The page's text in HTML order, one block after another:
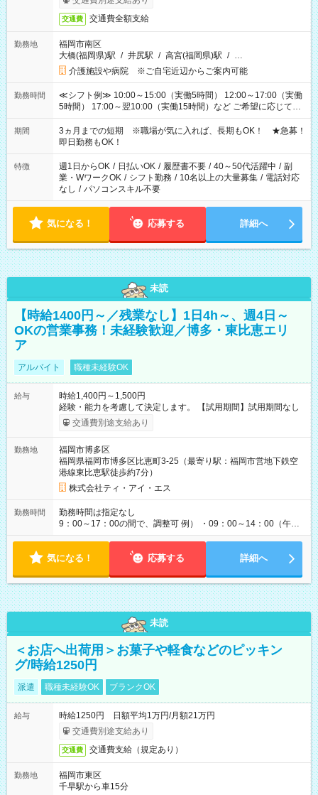
交通費 交通費全額支給
勤務地
福岡市南区
大橋(福岡県)駅 / 井尻駅 / 高宮(福岡県)駅 / …
介護施設や病院 ※ご自宅近辺からご案内可能
勤務時間
≪シフト例≫ 10:00～15:00（実働5時間） 12:00～17:00（実働
5時間） 17:00～翌10:00（実働15時間）など ご希望に応じて、
働く時間は調整できます！ お気軽に担当へ相談ください！
期間
3ヵ月までの短期 ※職場が気に入れば、長期もOK！ ★急募！
即日勤務もOK！
特徴 週1日からOK / 日払いOK / 履歴書不要 / 40～50代活躍中 / 副
業・WワークOK / シフト勤務 / 10名以上の大量募集 / 電話対応
なし / パソコンスキル不要
気になる！ 応募する 詳細へ
未読
【時給1400円～／残業なし】1日4h～、週4日～
OKの営業事務！未経験歓迎／博多・東比恵エリ
ア
アルバイト 職種未経験OK
給与
時給1,400円～1,500円
経験・能力を考慮して決定します。 【試用期間】試用期間なし
交通費別途支給あり
勤務地
福岡市博多区
福岡県福岡市博多区比恵町3-25（最寄り駅：福岡市営地下鉄空
港線東比恵駅徒歩約7分）
株式会社ティ・アイ・エス
勤務時間
勤務時間は指定なし
9：00～17：00の間で、調整可 例） ・09：00～14：00（午後
からは家事に） ・10：00～16：00（朝はゆっくりスタート）
勤務で、ご希望に合わせて調整します。 ◎今週は子供の行事
気になる！ 応募する 詳細へ
未読
＜お店へ出荷用＞お菓子や軽食などのピッキン
グ/時給1250円
派遣 職種未経験OK ブランクOK
給与
時給1250円 日額平均1万円/月額21万円
交通費別途支給あり
交通費 交通費支給（規定あり）
勤務地
福岡市東区
千早駅から車15分